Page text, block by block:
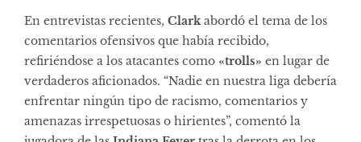
En entrevistas recientes, Clark abordó el tema de los
comentarios ofensivos que había recibido,
refiriéndose a los atacantes como «trolls» en lugar de
verdaderos aficionados. “Nadie en nuestra liga debería
enfrentar ningún tipo de racismo, comentarios y
amenazas irrespetuosas o hirientes”, comentó la